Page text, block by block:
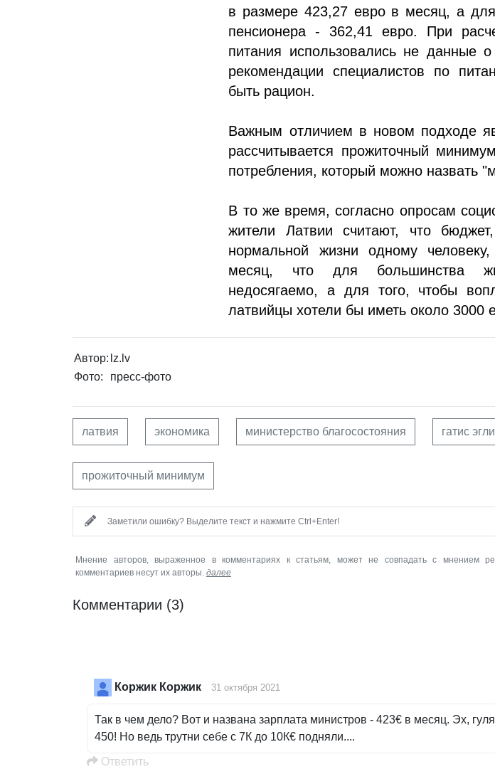
в размере 423,27 евро в месяц, а
пенсионера - 362,41 евро. При
питания использовались не данные
рекомендации специалистов по
быть рацион.
Важным отличием в новом подходе
рассчитывается прожиточный
потребления, который можно назвать
В то же время, согласно опросам
жители Латвии считают, что
нормальной жизни одному
месяц, что для большинства
недосягаемо, а для того, чтобы
латвийцы хотели бы иметь около 3000
Автор: lz.lv
Фото:
пресс-фото
латвия экономика министерство благосостояния гатис
прожиточный минимум
Заметили ошибку? Выделите текст и нажмите Ctrl+Enter!
Мнение авторов, выраженное в комментариях к статьям, может не совпадать с мнением
комментариев несут их авторы. далее
Комментарии (3)
Коржик Коржик 31 октября 2021
Так в чем дело? Вот и названа зарплата министров - 423€ в месяц. Эх,
450! Но ведь трутни себе с 7К до 10К€ подняли....
Oтветить